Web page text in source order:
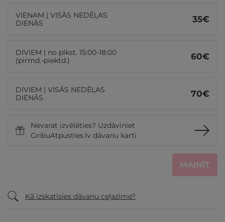
VIENAM | VISĀS NEDĒĻAS
DIENĀS
35€
DIVIEM | no plkst. 15:00-18:00
(pirmd.-piektd.)
60€
DIVIEM | VISĀS NEDĒĻAS
DIENĀS
70€
Nevarat izvēlēties? Uzdāviniet
GribuAtpusties.lv dāvanu karti
MAINĪT
Kā izskatīsies dāvanu ceļazīme?